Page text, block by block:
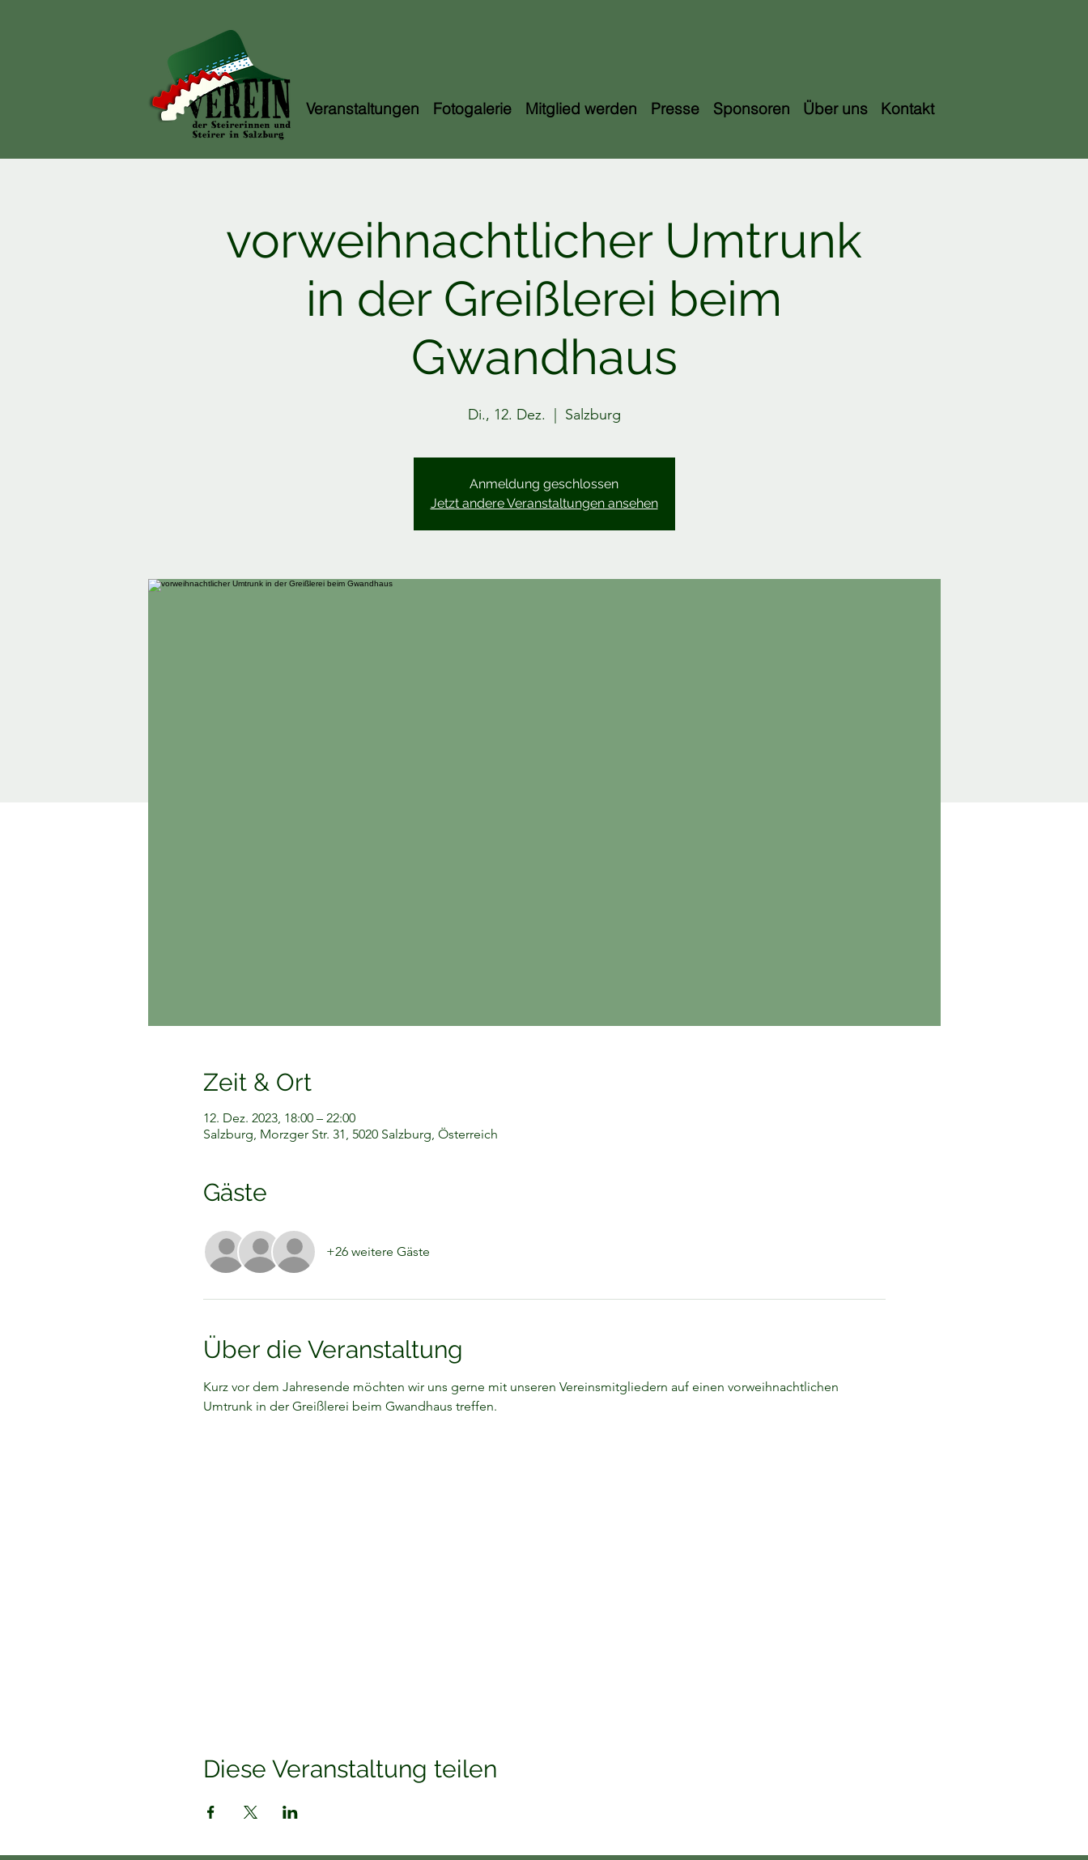
Veranstaltungen Fotogalerie Mitglied werden Presse Sponsoren Über uns Kontakt
vorweihnachtlicher Umtrunk
in der Greißlerei beim
Gwandhaus
Di., 12. Dez. Salzburg
Anmeldung geschlossen
Jetzt andere Veranstaltungen ansehen
Zeit & Ort
12. Dez. 2023, 18:00 – 22:00
Salzburg, Morzger Str. 31, 5020 Salzburg, Österreich
Gäste
+26 weitere Gäste
Über die Veranstaltung
Kurz vor dem Jahresende möchten wir uns gerne mit unseren Vereinsmitgliedern auf einen vorweihnachtlichen
Umtrunk in der Greißlerei beim Gwandhaus treffen.
Diese Veranstaltung teilen